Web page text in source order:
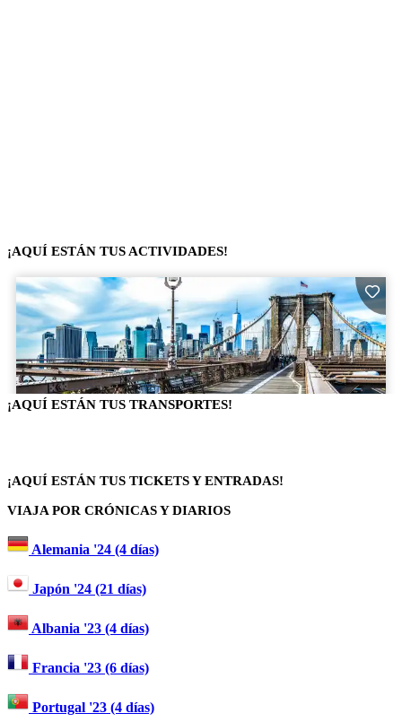
¡AQUÍ ESTÁN TUS ACTIVIDADES!
¡AQUÍ ESTÁN TUS TRANSPORTES!
¡AQUÍ ESTÁN TUS TICKETS Y ENTRADAS!
VIAJA POR CRÓNICAS Y DIARIOS
Alemania '24 (4 días)
Japón '24 (21 días)
Albania '23 (4 días)
Francia '23 (6 días)
Portugal '23 (4 días)